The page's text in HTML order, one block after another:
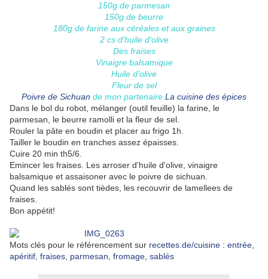
150g de parmesan
150g de beurre
180g de farine aux céréales et aux graines
2 cs d'huile d'olive
Des fraises
Vinaigre balsamique
Huile d'olive
Fleur de sel
Poivre de Sichuan de mon partenaire La cuisine des épices
Dans le bol du robot, mélanger (outil feuille) la farine, le
parmesan, le beurre ramolli et la fleur de sel.
Rouler la pâte en boudin et placer au frigo 1h.
Tailler le boudin en tranches assez épaisses.
Cuire 20 min th5/6.
Emincer les fraises. Les arroser d'huile d'olive, vinaigre
balsamique et assaisoner avec le poivre de sichuan.
Quand les sablés sont tièdes, les recouvrir de lamellees de
fraises.
Bon appétit!
Mots clés pour le référencement sur recettes.de/cuisine : entrée
apéritif fraises parmesan fromage sablés